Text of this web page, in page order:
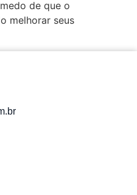
de que o
melhorar seus